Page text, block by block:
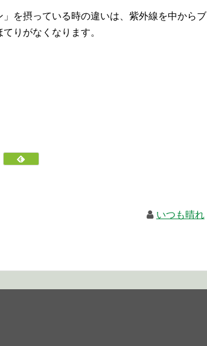
を摂っている時の違いは、紫外線を中からブ
りがなくなります。
いつも晴れ